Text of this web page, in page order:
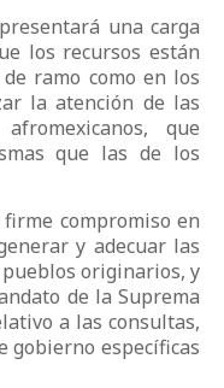
una carga
los recursos están
ramo como en los
la atención de las
que
que las de los
compromiso en
y adecuar las
originarios, y
de la Suprema
a las consultas,
gobierno específicas